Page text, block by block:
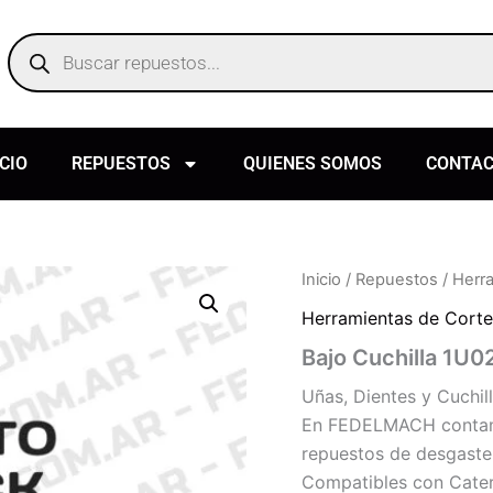
Products
search
REPUESTOS QUIENES SOMOS
Inicio / Repuestos /
Herramientas de Corte
Bajo Cuchilla
Uñas, Dientes y
En FEDELMACH
repuestos de
Compatibles con